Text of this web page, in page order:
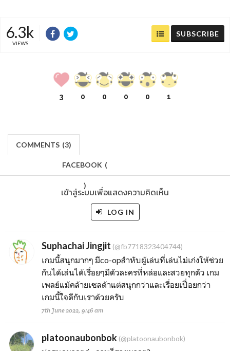
6.3k
VIEWS
SUBSCRIBE
3 0 0 0 0 1
COMMENTS (3)
FACEBOOK (
)
เข้าสู่ระบบเพื่อแสดงความคิดเห็น
LOG IN
Suphachai Jingjit (@fb7718323404744)
เกมนี้สนุกมากๆ มีco-opสำหับผู้เล่นที่เล่นไม่เก่งให้ช่วย
กันได้เล่นได้เรื่ิอยๆมีตัวละครที่หล่อและสวยทุกตัว เกม
เพลย์แม้คล้ายเซลด้าแต่สนุกกว่าและเรื่อยเปื่อยกว่า
เกมนี้ใจดีกับเราด้วยครับ
7th June 2022, 9:46 am
platoonaubonbok (@platoonaubonbok)